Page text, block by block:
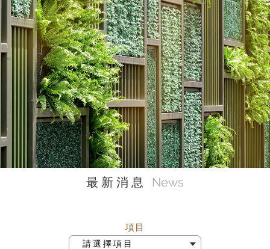
最新消息 News
項目